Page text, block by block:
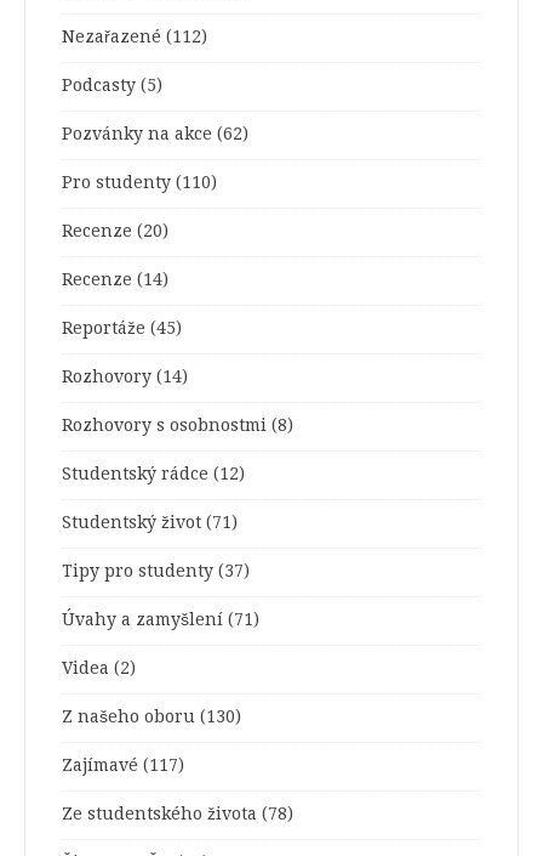
Nezařazené (112)
Podcasty (5)
Pozvánky na akce (62)
Pro studenty (110)
Recenze (20)
Recenze (14)
Reportáže (45)
Rozhovory (14)
Rozhovory s osobnostmi (8)
Studentský rádce (12)
Studentský život (71)
Tipy pro studenty (37)
Úvahy a zamyšlení (71)
Videa (2)
Z našeho oboru (130)
Zajímavé (117)
Ze studentského života (78)